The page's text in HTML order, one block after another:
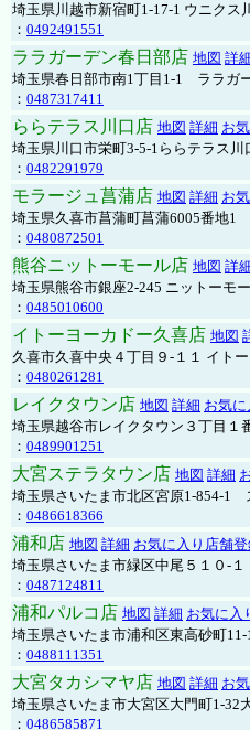
埼玉県川越市新宿町1-17-1 ウニクス
： 0492491551
ララガーデン春日部店 地図 詳
埼玉県春日部市南1丁目1-1 ララガ
： 0487317411
ららテラス川口店 地図 詳細 お
埼玉県川口市栄町3-5-1ららテラス川
： 0482291979
モラージュ菖蒲店 地図 詳細 お
埼玉県久喜市菖蒲町菖蒲6005番地1
： 0480872501
熊谷ニットーモール店 地図 詳
埼玉県熊谷市銀座2-245 ニットーモ
： 0485010600
イトーヨーカドー久喜店 地図
久喜市久喜中央４丁目９-１１ イト
： 0480261281
レイクタウン店 地図 詳細 お気
埼玉県越谷市レイクタウン３丁目１
： 0489901251
大宮ステラタウン店 地図 詳細
埼玉県さいたま市北区宮原1-854-1
： 0486618366
浦和店 地図 詳細 お気に入り店舗
埼玉県さいたま市緑区中尾５１０-１
： 0487124811
浦和パルコ店 地図 詳細 お気に入
埼玉県さいたま市浦和区東高砂町
： 0488111351
大宮タカシマヤ店 地図 詳細 お
埼玉県さいたま市大宮区大門町1-32
： 0486585871